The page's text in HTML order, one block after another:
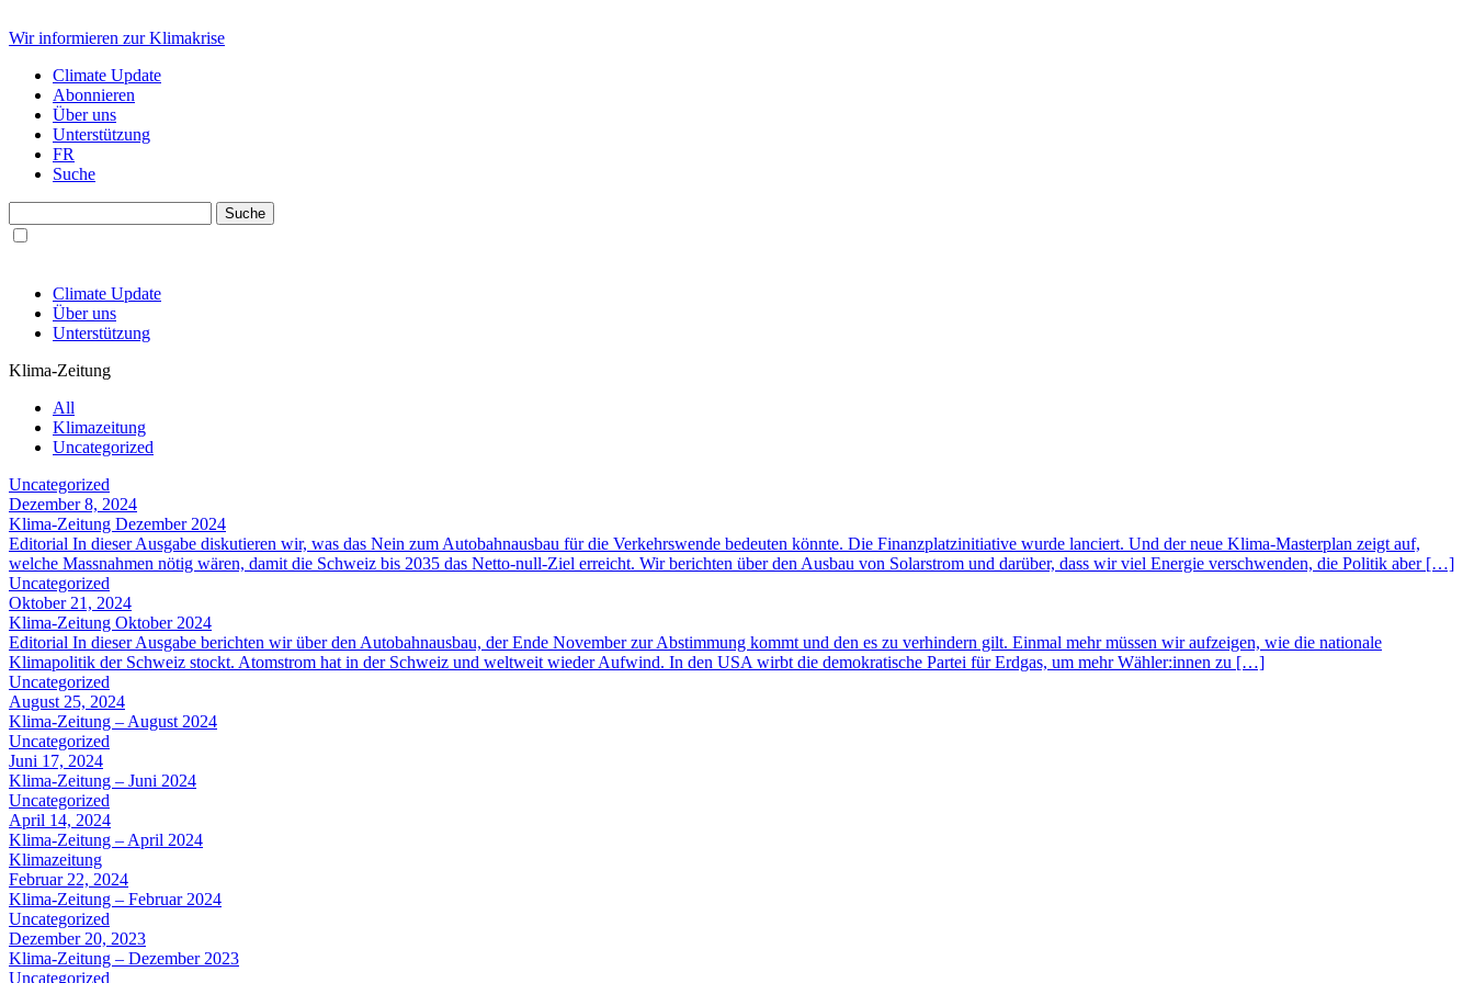
Wir informieren zur Klimakrise
Climate Update
Abonnieren
Über uns
Unterstützung
FR
Suche
Climate Update
Über uns
Unterstützung
Klima-Zeitung
All
Klimazeitung
Uncategorized
Uncategorized
Dezember 8, 2024
Klima-Zeitung Dezember 2024
Editorial In dieser Ausgabe diskutieren wir, was das Nein zum Autobahnausbau für die Verkehrswende bedeuten könnte. Die Finanzplatzinitiative wurde lanciert. Und der neue Klima-Masterplan zeigt auf,
welche Massnahmen nötig wären, damit die Schweiz bis 2035 das Netto-null-Ziel erreicht. Wir berichten über den Ausbau von Solarstrom und darüber, dass wir viel Energie verschwenden, die Politik aber […]
Uncategorized
Oktober 21, 2024
Klima-Zeitung Oktober 2024
Editorial In dieser Ausgabe berichten wir über den Autobahnausbau, der Ende November zur Abstimmung kommt und den es zu verhindern gilt. Einmal mehr müssen wir aufzeigen, wie die nationale
Klimapolitik der Schweiz stockt. Atomstrom hat in der Schweiz und weltweit wieder Aufwind. In den USA wirbt die demokratische Partei für Erdgas, um mehr Wähler:innen zu […]
Uncategorized
August 25, 2024
Klima-Zeitung – August 2024
Uncategorized
Juni 17, 2024
Klima-Zeitung – Juni 2024
Uncategorized
April 14, 2024
Klima-Zeitung – April 2024
Klimazeitung
Februar 22, 2024
Klima-Zeitung – Februar 2024
Uncategorized
Dezember 20, 2023
Klima-Zeitung – Dezember 2023
Uncategorized